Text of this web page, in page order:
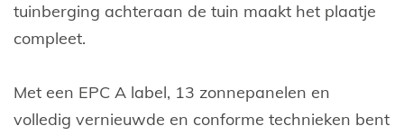
tuinberging achteraan de tuin maakt het plaatje
compleet.
Met een EPC A label, 13 zonnepanelen en
volledig vernieuwde en conforme technieken bent